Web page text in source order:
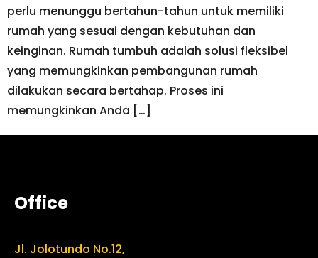
perlu menunggu bertahun-tahun untuk memiliki
rumah yang sesuai dengan kebutuhan dan
keinginan. Rumah tumbuh adalah solusi fleksibel
yang memungkinkan pembangunan rumah
dilakukan secara bertahap. Proses ini
memungkinkan Anda […]
Office
Jl. Jolotundo No.12,